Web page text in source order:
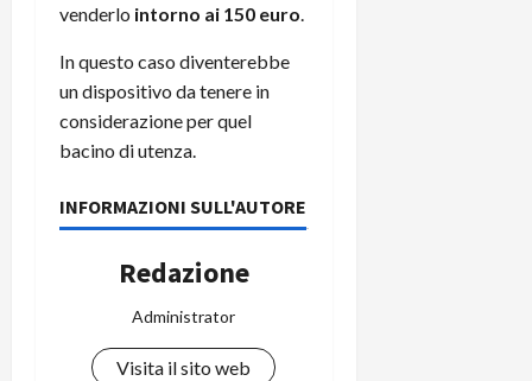
venderlo intorno ai 150 euro.
In questo caso diventerebbe
un dispositivo da tenere in
considerazione per quel
bacino di utenza.
INFORMAZIONI SULL'AUTORE
Redazione
Administrator
Visita il sito web